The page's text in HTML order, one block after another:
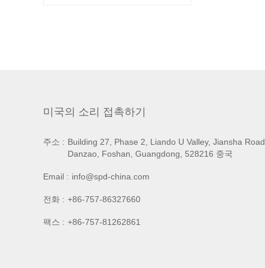
미국의 소리 접촉하기
주소 : Building 27, Phase 2, Liando U Valley, Jiansha Road,
Danzao, Foshan, Guangdong, 528216 중국
Email : info@spd-china.com
전화 : +86-757-86327660
팩스 : +86-757-81262861